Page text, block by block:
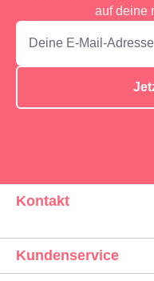
auf deine
Kontakt
Kundenservice